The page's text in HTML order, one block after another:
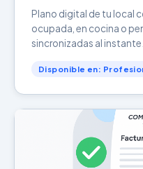
Plano digital de tu local
ocupada, en cocina o
sincronizadas al instante.
Disponible en: